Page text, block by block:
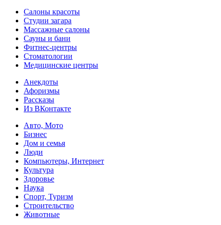
Салоны красоты
Студии загара
Массажные салоны
Сауны и бани
Фитнес-центры
Стоматологии
Медицинские центры
Анекдоты
Афоризмы
Рассказы
Из ВКонтакте
Авто, Мото
Бизнес
Дом и семья
Люди
Компьютеры, Интернет
Культура
Здоровье
Наука
Спорт, Туризм
Строительство
Животные